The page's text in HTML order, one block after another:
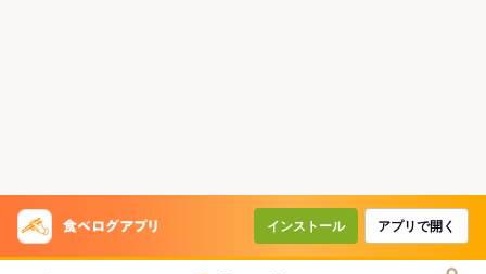
インストール アプリで開く